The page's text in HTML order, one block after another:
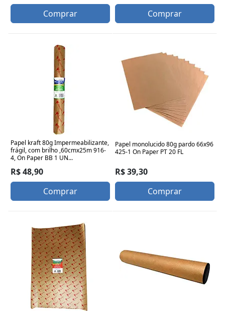
Comprar
Comprar
Papel kraft 80g Impermeabilizante,
frágil, com brilho ,60cmx25m 916-
4, On Paper BB 1 UN...
R$ 48,90
Comprar
Papel monolucido 80g pardo 66x96
425-1 On Paper PT 20 FL
R$ 39,30
Comprar